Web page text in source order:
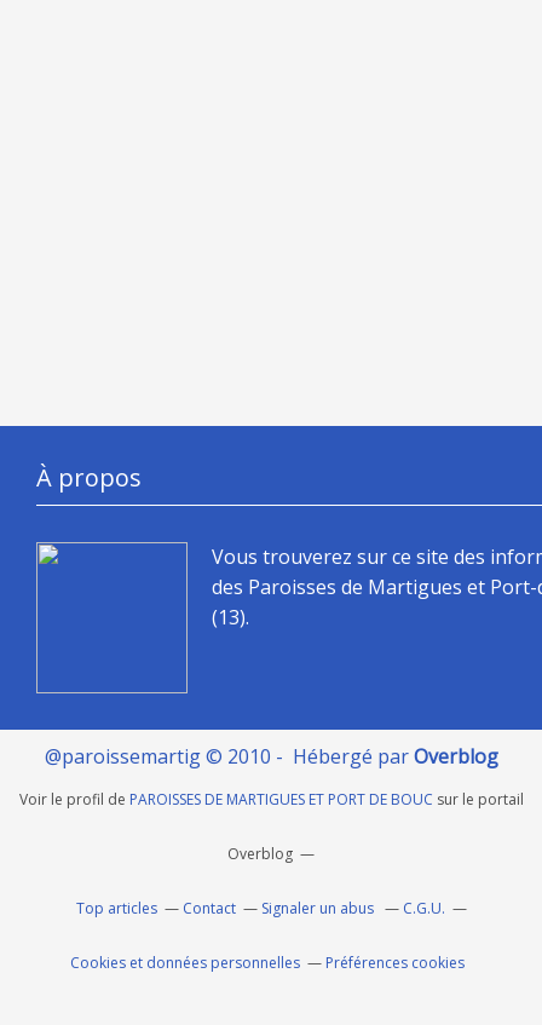
À propos
Vous trouverez sur ce site des
des Paroisses de Martigues et
(13).
@paroissemartig © 2010 - Hébergé parOverblog
Voir le profil de PAROISSES DE MARTIGUES ET PORT DE BOUC sur le portail
Overblog
Top articles Contact Signaler un abus C.G.U.
Cookies et données personnelles Préférences cookies